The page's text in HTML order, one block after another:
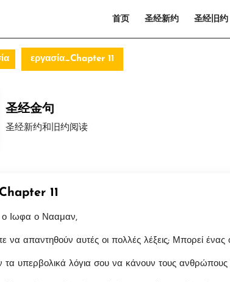
首页 圣经新约 圣经旧约
εργασία_Chapter 11
圣经金句
圣经新约和旧约阅读
11
ο Ιωφα ο Νααμαν,
να απαντηθούν αυτές οι πολλές λέξεις; Μπορεί ένας
υπερβολικά λόγια σου να κάνουν τους ανθρώπους